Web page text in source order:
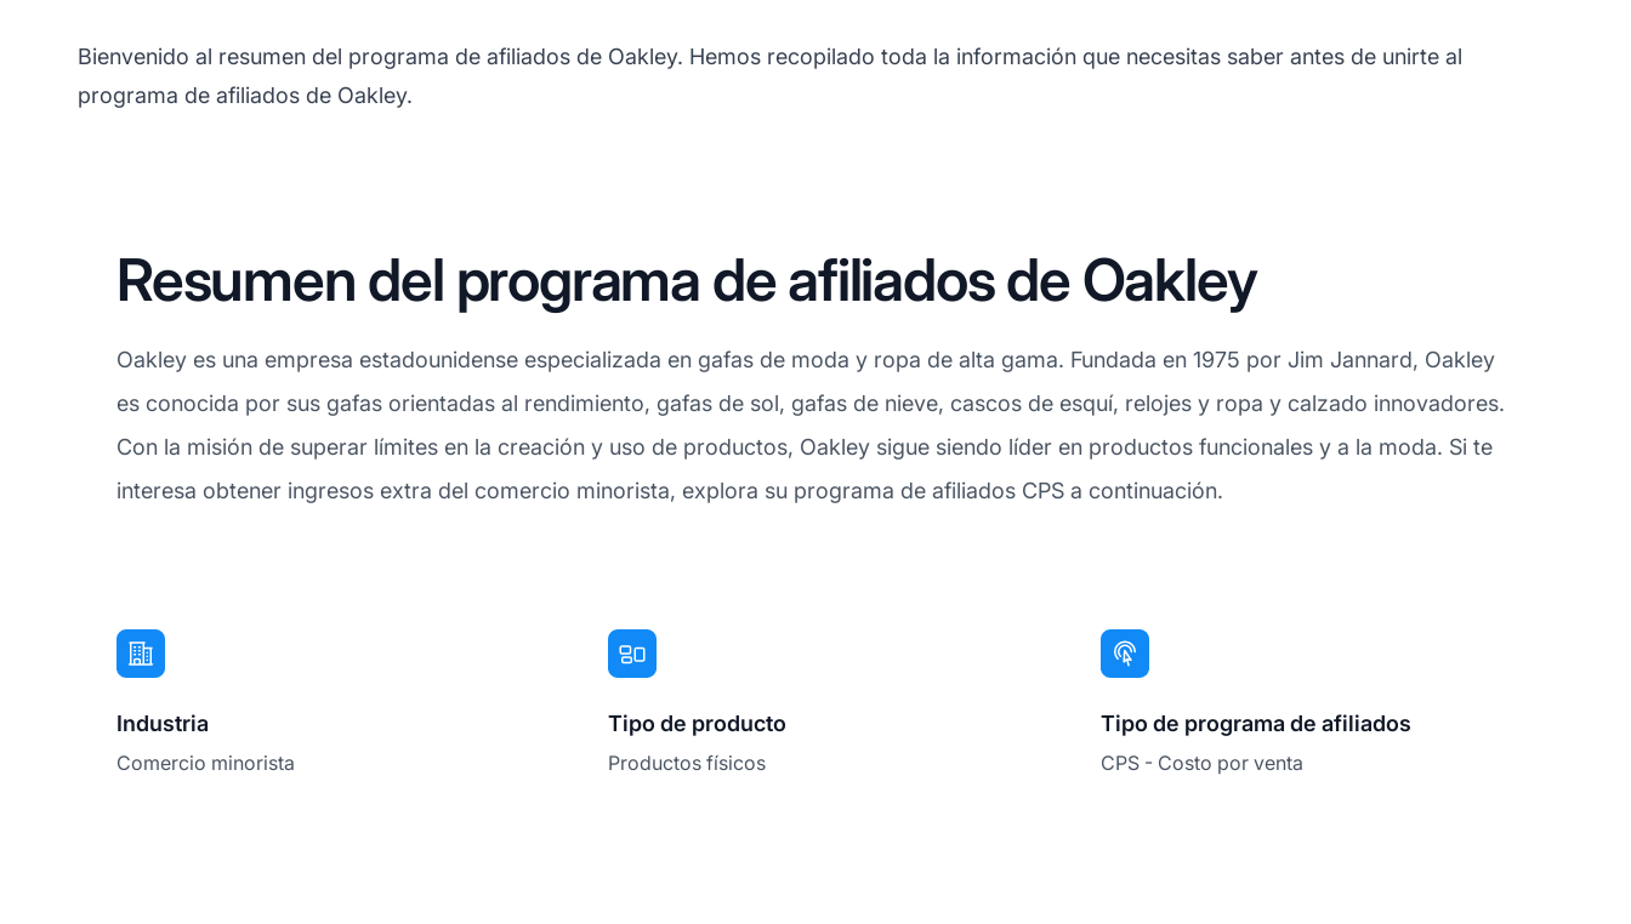
Bienvenido al resumen del programa de afiliados de Oakley. Hemos recopilado toda la información que necesitas saber antes de unirte al
programa de afiliados de Oakley.
Resumen del programa de afiliados de Oakley
Oakley es una empresa estadounidense especializada en gafas de moda y ropa de alta gama. Fundada en 1975 por Jim Jannard, Oakley
es conocida por sus gafas orientadas al rendimiento, gafas de sol, gafas de nieve, cascos de esquí, relojes y ropa y calzado innovadores.
Con la misión de superar límites en la creación y uso de productos, Oakley sigue siendo líder en productos funcionales y a la moda. Si te
interesa obtener ingresos extra del comercio minorista, explora su programa de afiliados CPS a continuación.
Industria
Comercio minorista
Tipo de producto
Productos físicos
Tipo de programa de afiliados
CPS - Costo por venta